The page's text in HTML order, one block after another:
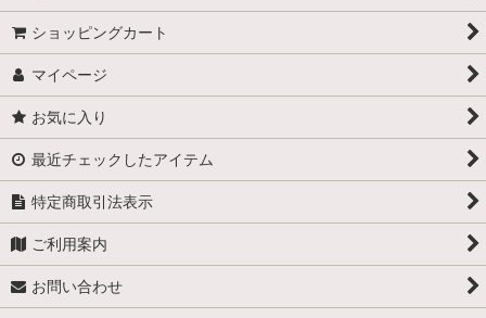
ショッピングカート
マイページ
お気に入り
最近チェックしたアイテム
特定商取引法表示
ご利用案内
お問い合わせ